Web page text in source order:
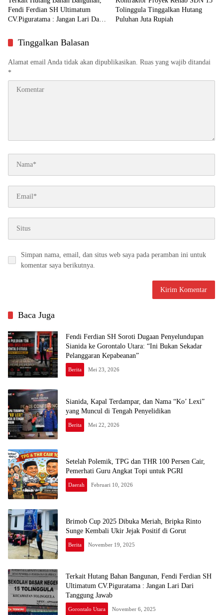
Fendi Ferdian SH Ultimatum
CV.Piguratama : Jangan Lari Dari
Tolinggula Tinggalkan Hutang
Puluhan Juta Rupiah
Tinggalkan Balasan
Alamat email Anda tidak akan dipublikasikan. Ruas yang wajib ditandai
*
Simpan nama, email, dan situs web saya pada peramban ini untuk
komentar saya berikutnya.
Baca Juga
Fendi Ferdian SH Soroti Dugaan Penyelundupan
Sianida ke Gorontalo Utara: “Ini Bukan Sekadar
Pelanggaran Kepabeanan”
Berita Mei 23, 2026
Sianida, Kapal Terdampar, dan Nama “Ko’ Lexi”
yang Muncul di Tengah Penyelidikan
Berita Mei 22, 2026
Setelah Polemik, TPG dan THR 100 Persen Cair,
Pemerhati Guru Angkat Topi untuk PGRI
Daerah Februari 10, 2026
Brimob Cup 2025 Dibuka Meriah, Bripka Rinto
Sunge Kembali Ukir Jejak Positif di Gorut
Berita November 19, 2025
Terkait Hutang Bahan Bangunan, Fendi Ferdian SH
Ultimatum CV.Piguratama : Jangan Lari Dari
Tanggung Jawab
Gorontalo Utara November 6, 2025